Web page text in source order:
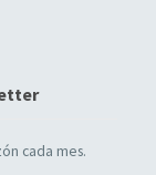
cada mes.